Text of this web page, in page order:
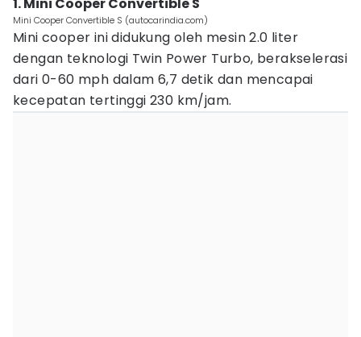
Mini Cooper Convertible S (autocarindia.com)
Mini cooper ini didukung oleh mesin 2.0 liter
dengan teknologi Twin Power Turbo, berakselerasi
dari 0-60 mph dalam 6,7 detik dan mencapai
kecepatan tertinggi 230 km/jam.